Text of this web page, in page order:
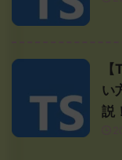
い
説！